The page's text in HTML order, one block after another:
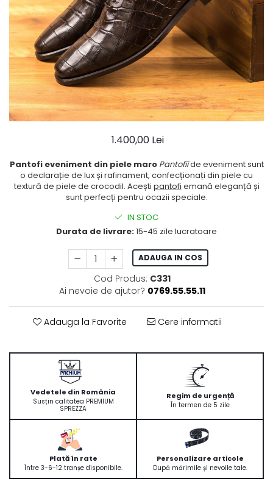
Costume damă elegante
Vesta la comanda
1.400,00 Lei
Pantofi eveniment din piele maro Pantofiide eveniment sunt
o declarație de lux și rafinament, confecționați din piele cu
textură de piele de crocodil. Acești pantofi emană eleganță și
sunt perfecți pentru ocazii speciale.
IN STOC
Durata de livrare:15-45 zile lucratoare
ADAUGA IN COS
Cod Produs: C331
Ai nevoie de ajutor? 0769.55.55.11
Adauga la Favorite Cere informatii
Vedetele din România
Susțin calitatea PREMIUM
SPREZZA
Regim de urgență
În termen de 5 zile
Plată în rate
Între 3-6-12 tranșe disponibile.
Personalizare articole
După mărimile și nevoile tale.